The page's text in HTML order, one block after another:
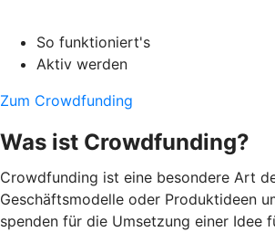
So funktioniert's
Aktiv werden
Zum Crowdfunding
Was ist Crowdfunding?
Crowdfunding ist eine besondere Art
Geschäftsmodelle oder Produktideen
spenden für die Umsetzung einer Idee